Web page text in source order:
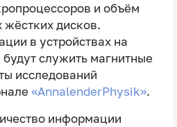
и объём
дисков.
в устройствах на
служить магнитные
исследований
«AnnalenderPhysik».
информации